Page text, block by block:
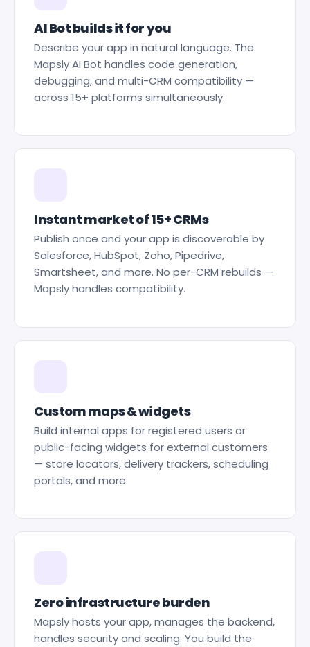
AI Bot builds it for you
Describe your app in natural language. The
Mapsly AI Bot handles code generation,
debugging, and multi-CRM compatibility —
across 15+ platforms simultaneously.
Instant market of 15+ CRMs
Publish once and your app is discoverable by
Salesforce, HubSpot, Zoho, Pipedrive,
Smartsheet, and more. No per-CRM rebuilds —
Mapsly handles compatibility.
Custom maps & widgets
Build internal apps for registered users or
public-facing widgets for external customers
— store locators, delivery trackers, scheduling
portals, and more.
Zero infrastructure burden
Mapsly hosts your app, manages the backend,
handles security and scaling. You build the